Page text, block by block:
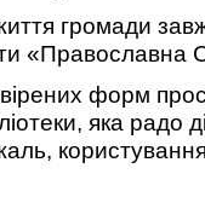
громади
форм
яка